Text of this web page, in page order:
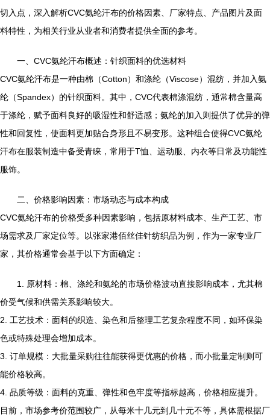
切入点，深入解析CVC氨纶汗布的价格因素、厂家特点、产品图片及面
料特性，为相关行业从业者和消费者提供全面的参考。
一、CVC氨纶汗布概述：针织面料的优选材料
CVC氨纶汗布是一种由棉（Cotton）和涤纶（Viscose）混纺，并加入氨
纶（Spandex）的针织面料。其中，CVC代表棉涤混纺，通常棉含量高
于涤纶，赋予面料良好的吸湿性和舒适感；氨纶的加入则提供了优异的弹
性和回复性，使面料更加贴合身形且不易变形。这种组合使得CVC氨纶
汗布在服装制造中备受青睐，常用于T恤、运动服、内衣等日常及功能性
服饰。
二、价格影响因素：市场动态与成本构成
CVC氨纶汗布的价格受多种因素影响，包括原材料成本、生产工艺、市
场需求及厂家定位等。以张家港佰丝佳针纺织品为例，作为一家专业厂
家，其价格通常会基于以下方面确定：
1. 原材料：棉、涤纶和氨纶的市场价格波动直接影响成本，尤其棉
价受气候和供需关系影响较大。
2. 工艺技术：面料的织造、染色和后整理工艺复杂程度不同，如环保染
色或特殊处理会增加成本。
3. 订单规模：大批量采购往往能获得更优惠的价格，而小批量定制则可
能价格较高。
4. 品质等级：面料的克重、弹性和色牢度等指标越高，价格相应提升。
目前，市场参考价范围较广，从每米十几元到几十元不等，具体需根据厂